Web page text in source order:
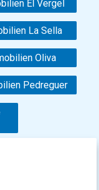
El Vergel
La Sella
Oliva
Pedreguer